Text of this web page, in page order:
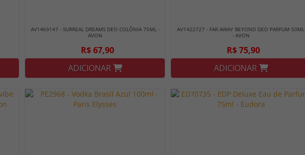
AV1469147 - SURREAL DREAMS DEO COLÔNIA 75ML -
AVON
R$ 67,90
ADICIONAR
AV1422727 - FAR AWAY BEYOND DEO PARFUM 50ML
- AVON
R$ 75,90
ADICIONAR